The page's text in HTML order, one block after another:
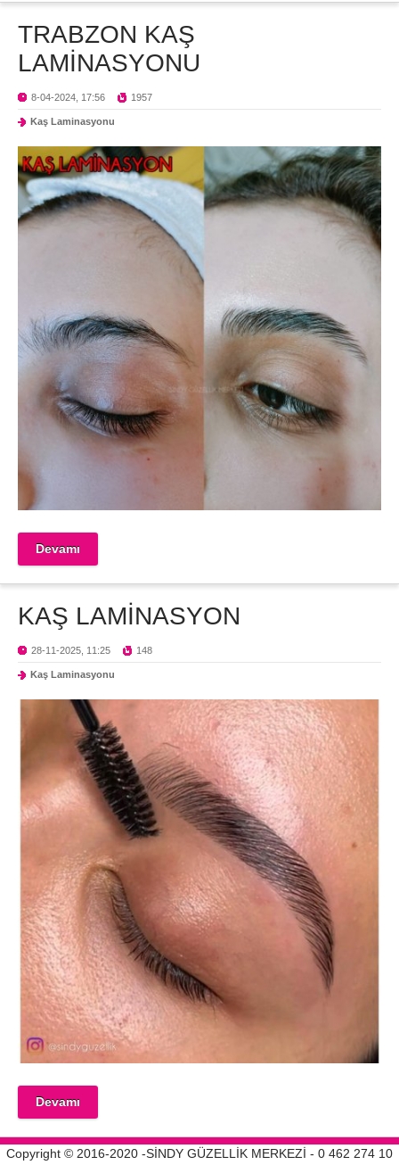
TRABZON KAŞ
LAMİNASYONU
8-04-2024, 17:56 1957
Kaş Laminasyonu
Devamı
KAŞ LAMİNASYON
28-11-2025, 11:25 148
Kaş Laminasyonu
Devamı
Copyright © 2016-2020 -SİNDY GÜZELLİK MERKEZİ - 0 462 274 10